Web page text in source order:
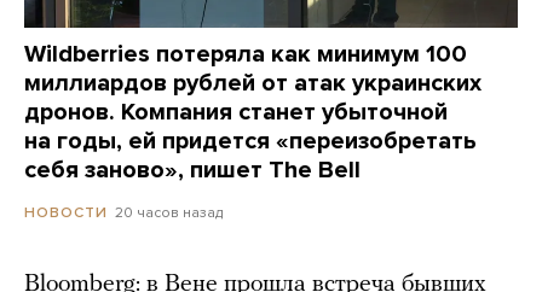
Wildberries потеряла как минимум 100
миллиардов рублей от атак украинских
дронов. Компания станет убыточной
на годы, ей придется «переизобретать
себя заново», пишет The Bell
НОВОСТИ 20 часов назад
Bloomberg: в Вене прошла встреча бывших